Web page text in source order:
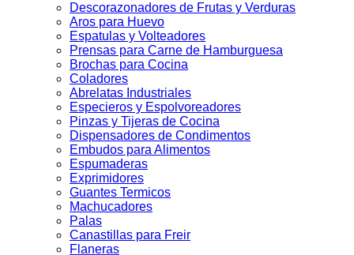
Descorazonadores de Frutas y Verduras
Aros para Huevo
Espatulas y Volteadores
Prensas para Carne de Hamburguesa
Brochas para Cocina
Coladores
Abrelatas Industriales
Especieros y Espolvoreadores
Pinzas y Tijeras de Cocina
Dispensadores de Condimentos
Embudos para Alimentos
Espumaderas
Exprimidores
Guantes Termicos
Machucadores
Palas
Canastillas para Freir
Flaneras